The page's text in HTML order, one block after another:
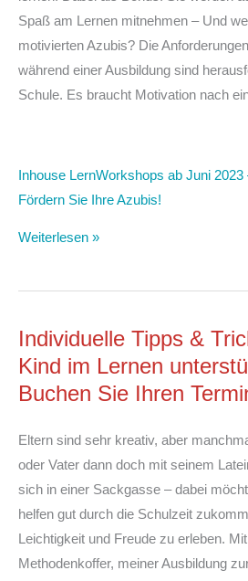
Spaß am Lernen mitnehmen – Und
motivierten Azubis? Die
während einer Ausbildung sind
Schule. Es braucht Motivation nach
Inhouse LernWorkshops ab Juni 2023
Fördern Sie Ihre Azubis!
Weiterlesen »
Individuelle Tipps &
Kind im Lernen
Buchen Sie Ihren
Eltern sind sehr kreativ, aber
oder Vater dann doch mit seinem
sich in einer Sackgasse – dabei
helfen gut durch die Schulzeit
Leichtigkeit und Freude zu erleben.
Methodenkoffer, meiner Ausbildung